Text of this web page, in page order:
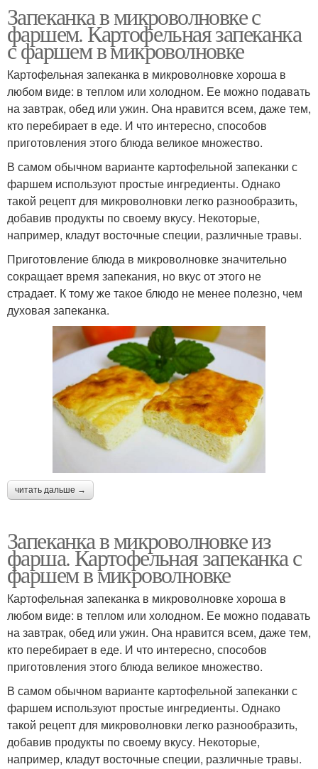
Запеканка в микроволновке с
фаршем. Картофельная запеканка
с фаршем в микроволновке
Картофельная запеканка в микроволновке хороша в
любом виде: в теплом или холодном. Ее можно подавать
на завтрак, обед или ужин. Она нравится всем, даже тем,
кто перебирает в еде. И что интересно, способов
приготовления этого блюда великое множество.
В самом обычном варианте картофельной запеканки с
фаршем используют простые ингредиенты. Однако
такой рецепт для микроволновки легко разнообразить,
добавив продукты по своему вкусу. Некоторые,
например, кладут восточные специи, различные травы.
Приготовление блюда в микроволновке значительно
сокращает время запекания, но вкус от этого не
страдает. К тому же такое блюдо не менее полезно, чем
духовая запеканка.
читать дальше →
Запеканка в микроволновке из
фарша. Картофельная запеканка с
фаршем в микроволновке
Картофельная запеканка в микроволновке хороша в
любом виде: в теплом или холодном. Ее можно подавать
на завтрак, обед или ужин. Она нравится всем, даже тем,
кто перебирает в еде. И что интересно, способов
приготовления этого блюда великое множество.
В самом обычном варианте картофельной запеканки с
фаршем используют простые ингредиенты. Однако
такой рецепт для микроволновки легко разнообразить,
добавив продукты по своему вкусу. Некоторые,
например, кладут восточные специи, различные травы.